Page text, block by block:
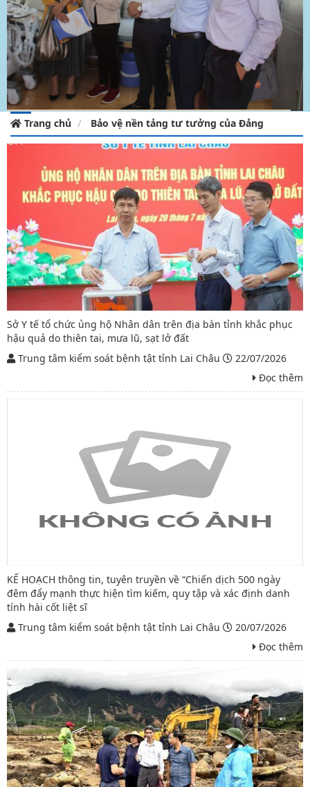
Trang chủ Bảo vệ nền tảng tư tưởng của Đảng
Sở Y tế tổ chức ủng hộ Nhân dân trên địa bàn tỉnh khắc phục
hậu quả do thiên tai, mưa lũ, sạt lở đất
Trung tâm kiểm soát bệnh tật tỉnh Lai Châu
22/07/2026
Đọc thêm
KẾ HOẠCH thông tin, tuyên truyền về “Chiến dịch 500 ngày
đêm đẩy mạnh thực hiện tìm kiếm, quy tập và xác định danh
tính hài cốt liệt sĩ
Trung tâm kiểm soát bệnh tật tỉnh Lai Châu
20/07/2026
Đọc thêm